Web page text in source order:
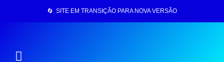
🔄 SITE EM TRANSIÇÃO PARA NOVA VERSÃO